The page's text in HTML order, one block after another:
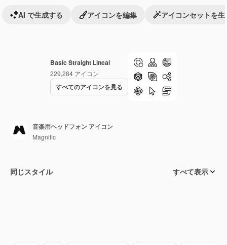
Basic Straight Lineal
229,284 アイコン
すべてのアイコンを見る
AI で生成する アイコンを編集 アイコンセットを生
音楽用ヘッドフォン アイコン
Magnific
同じスタイル すべて表示